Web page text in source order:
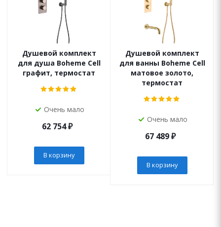
Душевой комплект
для душа Boheme Cell
графит, термостат
Очень мало
62 754₽
В корзину
Душевой комплект
для ванны Boheme Cell
матовое золото,
термостат
Очень мало
67 489₽
В корзину